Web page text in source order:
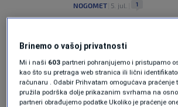
NOGOMET 5. jul. 1
Oglas
Brinemo o vašoj privatnosti
Mi i naši 603 partneri pohranjujemo i pristupamo
kao što su pretraga web stranica ili lični
računaru . Odabir Prihvatam omogućava praćenje
pružila podrška dolje prikazanim svrhama na
partneri obrađujemo podatke Ukoliko je praćenje